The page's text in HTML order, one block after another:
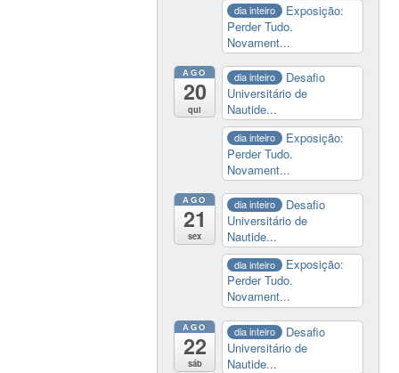
dia inteiro
Exposição:
Perder Tudo.
Novament...
AGO
20
qui
dia inteiro
Desafio
Universitário de
Nautide...
dia inteiro
Exposição:
Perder Tudo.
Novament...
AGO
21
sex
dia inteiro
Desafio
Universitário de
Nautide...
dia inteiro
Exposição:
Perder Tudo.
Novament...
AGO
22
sáb
dia inteiro
Desafio
Universitário de
Nautide...